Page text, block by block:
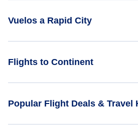
Vuelos a Rapid City
Vuelos de Fargo a Rapid City - FAR a
Flights to Continent
Popular Flight Deals & Travel